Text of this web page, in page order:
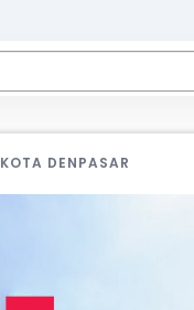
KOTA DENPASAR